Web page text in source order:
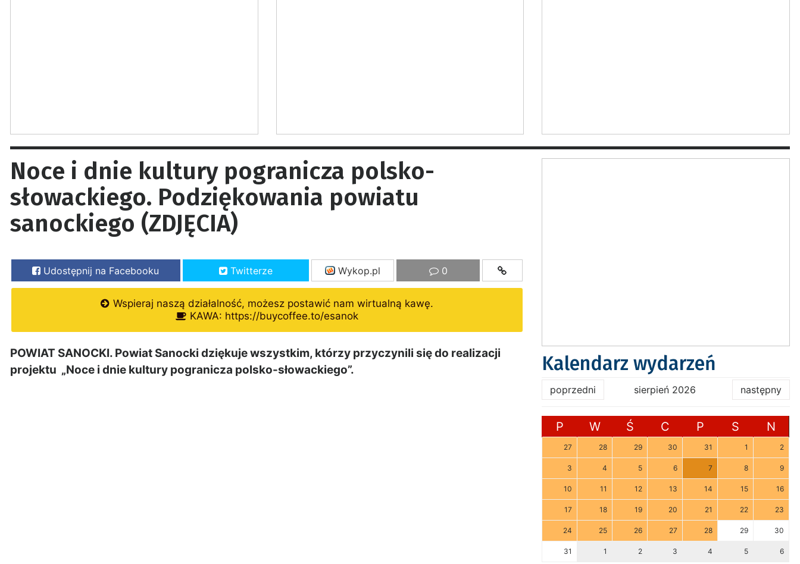
Noce i dnie kultury pogranicza polsko-
słowackiego. Podziękowania powiatu
sanockiego (ZDJĘCIA)
Udostępnij na Facebooku Twitterze Wykop.pl 0
Wspieraj naszą działalność, możesz postawić nam wirtualną kawę.
KAWA: https://buycoffee.to/esanok
POWIAT SANOCKI. Powiat Sanocki dziękuje wszystkim, którzy przyczynili się do realizacji
projektu „Noce i dnie kultury pogranicza polsko-słowackiego”.
Kalendarz wydarzeń
poprzedni sierpień 2026 następny
P W Ś C P S N
27 28 29 30 31 1 2
3 4 5 6 7 8 9
10 11 12 13 14 15 16
17 18 19 20 21 22 23
24 25 26 27 28 29 30
31 1 2 3 4 5 6